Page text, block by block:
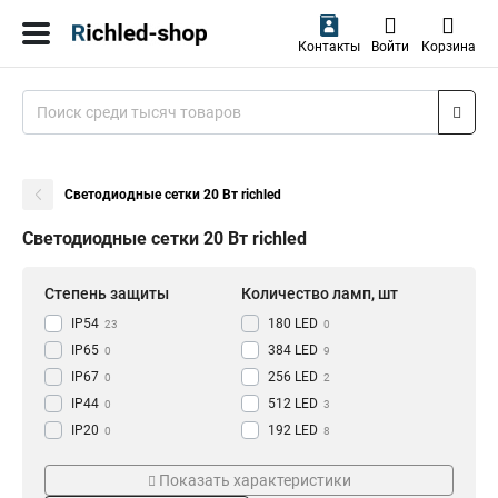
Контакты Войти Корзина
Светодиодные сетки 20 Вт richled
Светодиодные сетки 20 Вт richled
Степень защиты
IP54 23
IP65 0
IP67 0
IP44 0
IP20 0
Количество ламп, шт
180 LED 0
384 LED 9
256 LED 2
512 LED 3
192 LED 8
15 Вт 9
Показать характеристики